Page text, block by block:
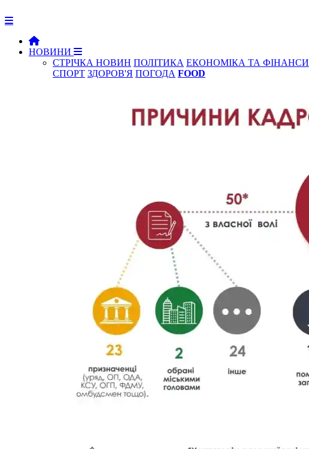
НОВИНИ
СТРІЧКА НОВИН ПОЛІТИКА ЕКОНОМІКА ТА ФІНАНСИ
СПОРТ ЗДОРОВ'Я ПОГОДА FOOD